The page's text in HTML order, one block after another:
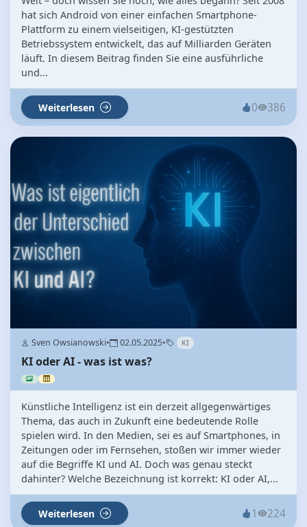
hat sich Android von einer einfachen Smartphone-
Plattform zu einem vielseitigen, KI-gestützten
Betriebssystem entwickelt, das auf Milliarden Geräten
läuft. In diesem Beitrag finden Sie eine ausführliche
und...
Weiterlesen 0 386
Sven Owsianowski• 02.05.2025• KI
KI oder AI - was ist was?
Künstliche Intelligenz ist ein derzeit allgegenwärtiges
Thema, das auch in Zukunft eine bedeutende Rolle
spielen wird. In den Medien, sei es auf Smartphones, in
Zeitungen oder im Fernsehen, stoßen wir immer wieder
auf die Begriffe KI und AI. Doch was genau steckt
dahinter? Welche Bezeichnung ist korrekt: KI oder AI,...
Weiterlesen 1 224